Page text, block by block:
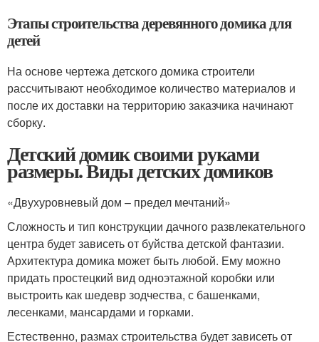
Этапы строительства деревянного домика для
детей
На основе чертежа детского домика строители
рассчитывают необходимое количество материалов и
после их доставки на территорию заказчика начинают
сборку.
Детский домик своими руками
размеры. Виды детских домиков
«Двухуровневый дом – предел мечтаний»
Сложность и тип конструкции дачного развлекательного
центра будет зависеть от буйства детской фантазии.
Архитектура домика может быть любой. Ему можно
придать простецкий вид одноэтажной коробки или
выстроить как шедевр зодчества, с башенками,
лесенками, мансардами и горками.
Естественно, размах строительства будет зависеть от